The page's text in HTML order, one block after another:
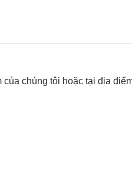
chúng tôi hoặc tại địa